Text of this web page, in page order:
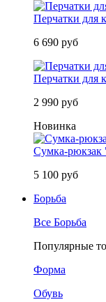
Перчатки для
6 690 руб
Перчатки для
2 990 руб
Новинка
Сумка-рюкзак
5 100 руб
Борьба
Все Борьба
Популярные
Форма
Обувь